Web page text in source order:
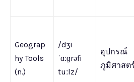
Geograp
hy Tools
(n.)
/dʒi
ˈɑːɡrəfi
tuːlz/
อุปกรณ์
ภูมิศาสต